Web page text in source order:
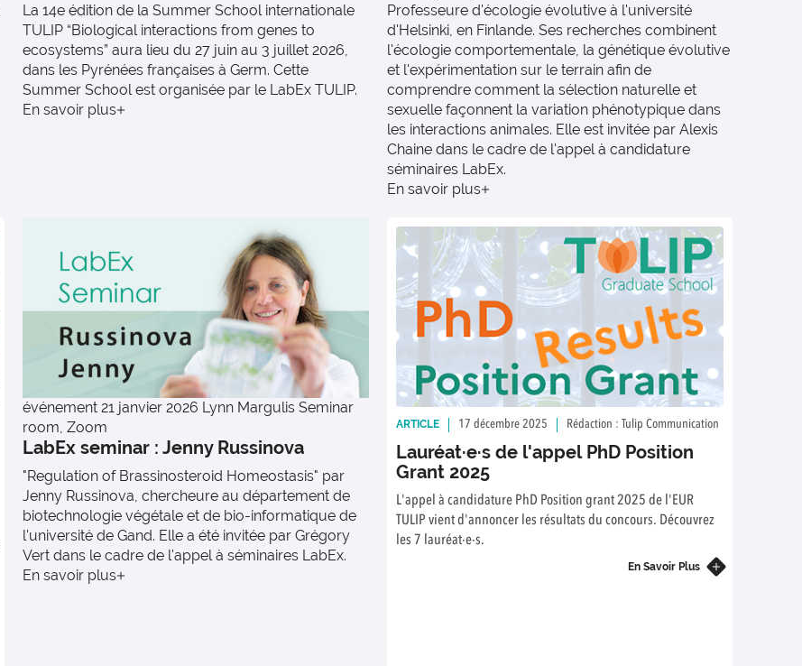
La 14e édition de la Summer School internationale
TULIP “Biological interactions from genes to
ecosystems” aura lieu du 27 juin au 3 juillet 2026,
dans les Pyrénées françaises à Germ. Cette
Summer School est organisée par le LabEx TULIP.
En savoir plus
Professeure d'écologie évolutive à l'université
d'Helsinki, en Finlande. Ses recherches combinent
l'écologie comportementale, la génétique évolutive
et l'expérimentation sur le terrain afin de
comprendre comment la sélection naturelle et
sexuelle façonnent la variation phénotypique dans
les interactions animales. Elle est invitée par Alexis
Chaine dans le cadre de l'appel à candidature
séminaires LabEx.
En savoir plus
événement 21 janvier 2026 Lynn Margulis Seminar
room, Zoom
LabEx seminar : Jenny Russinova
"Regulation of Brassinosteroid Homeostasis" par
Jenny Russinova, chercheure au département de
biotechnologie végétale et de bio-informatique de
l'université de Gand. Elle a été invitée par Grégory
Vert dans le cadre de l'appel à séminaires LabEx.
En savoir plus
ARTICLE 17 décembre 2025 Rédaction : Tulip Communication
Lauréat·e·s de l'appel PhD Position
Grant 2025
L'appel à candidature PhD Position grant 2025 de l'EUR
TULIP vient d'annoncer les résultats du concours. Découvrez
les 7 lauréat·e·s.
En Savoir Plus